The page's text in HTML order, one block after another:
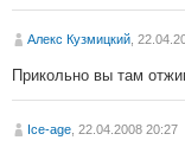
Алекс Кузмицкий ,
Прикольно вы там
Ice-age , 22.04.2008 20:27